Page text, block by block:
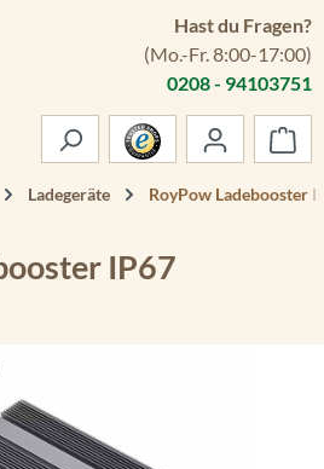
Hast du Fragen?
(Mo.-Fr. 8:00-17:00)
0208 - 94103751
Ladegeräte RoyPow Ladebooster
IP67